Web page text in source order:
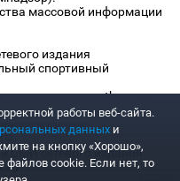
массовой информации
издания
спортивный
«www.sportbox.ru»:
издания
СМИ сетевого издания
работы веб-сайта.
данных и
на кнопку «Хорошо»,
cookie. Если нет, то